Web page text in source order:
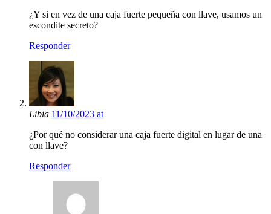
¿Y si en vez de una caja fuerte pequeña con llave, usamos un
escondite secreto?
Responder
Libia 11/10/2023 at
¿Por qué no considerar una caja fuerte digital en lugar de una
con llave?
Responder